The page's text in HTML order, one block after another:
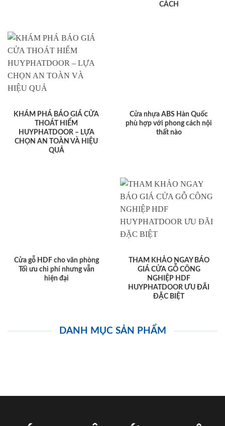
CÁCH
KHÁM PHÁ BÁO GIÁ CỬA
THOÁT HIỂM
HUYPHATDOOR – LỰA
CHỌN AN TOÀN VÀ HIỆU
QUẢ
Cửa nhựa ABS Hàn Quốc
phù hợp với phong cách nội
thất nào
Cửa gỗ HDF cho văn phòng
Tối ưu chi phí nhưng vẫn
hiện đại
THAM KHẢO NGAY BÁO
GIÁ CỬA GỖ CÔNG
NGHIỆP HDF
HUYPHATDOOR ƯU ĐÃI
ĐẶC BIỆT
DANH MỤC SẢN PHẨM